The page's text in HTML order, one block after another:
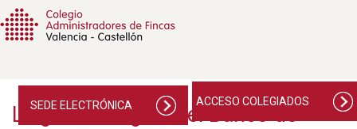
ACCESO COLEGIADOS
SEDE ELECTRÓNICA
La gran recogida del Banco de